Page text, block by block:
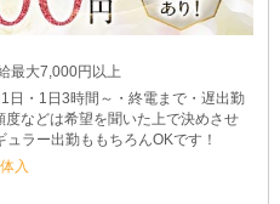
最大7,000円以上
・1日3時間～・終電まで・遅出勤
などは希望を聞いた上で決めさせ
ラー出勤ももちろんOKです！
入